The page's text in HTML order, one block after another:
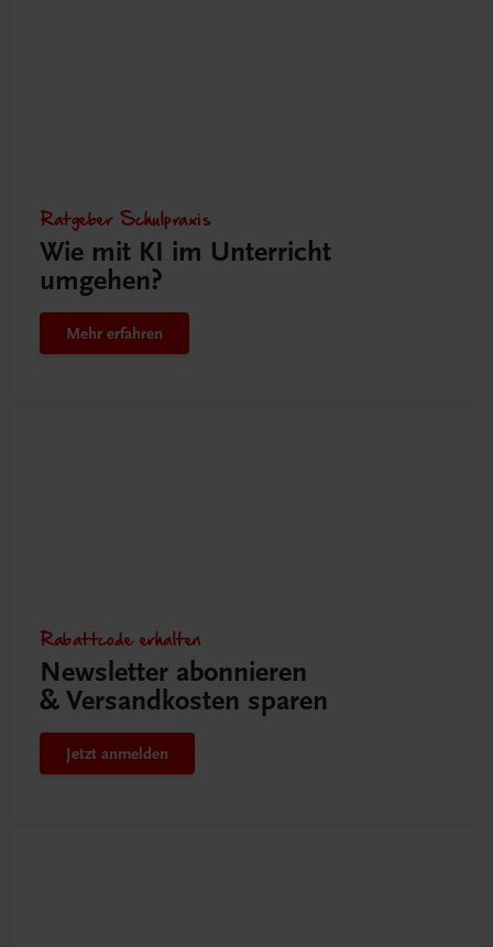
Ratgeber Schulpraxis
Wie mit KI im Unterricht
umgehen?
Mehr erfahren
Rabattcode erhalten
Newsletter abonnieren
& Versandkosten sparen
Jetzt anmelden